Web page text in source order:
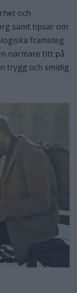
och
samt tipsar om
framsteg
närmare titt på
trygg och smidig